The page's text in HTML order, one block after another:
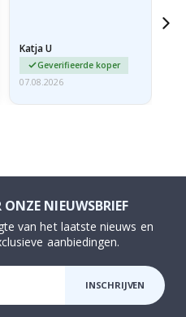
Katja U
Geverifieerde koper
07.08.2026
ONZE NIEUWSBRIEF
van het laatste nieuws en
aanbiedingen.
INSCHRIJVEN